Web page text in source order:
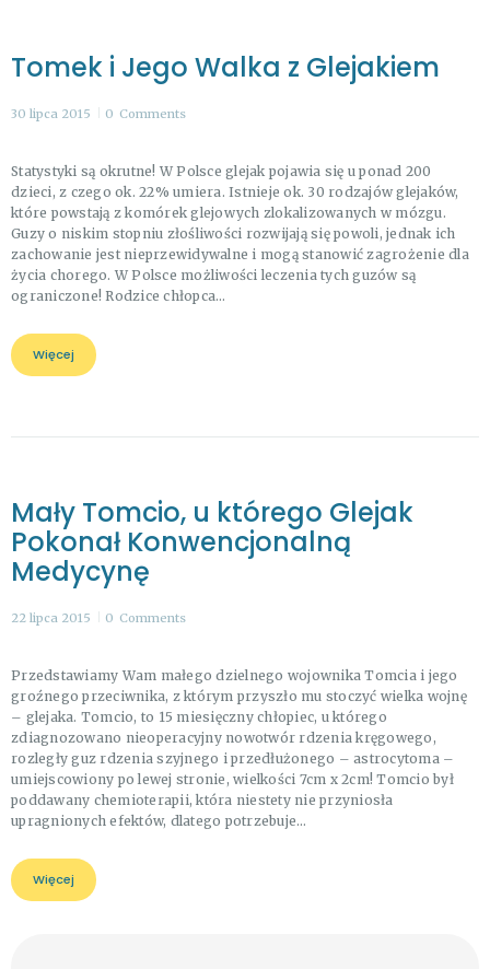
Tomek i Jego Walka z Glejakiem
30 lipca 2015 0 Comments
Statystyki są okrutne! W Polsce glejak pojawia się u ponad 200
dzieci, z czego ok. 22% umiera. Istnieje ok. 30 rodzajów glejaków,
które powstają z komórek glejowych zlokalizowanych w mózgu.
Guzy o niskim stopniu złośliwości rozwijają się powoli, jednak ich
zachowanie jest nieprzewidywalne i mogą stanowić zagrożenie dla
życia chorego. W Polsce możliwości leczenia tych guzów są
ograniczone! Rodzice chłopca…
Więcej
Mały Tomcio, u którego Glejak
Pokonał Konwencjonalną
Medycynę
22 lipca 2015 0 Comments
Przedstawiamy Wam małego dzielnego wojownika Tomcia i jego
groźnego przeciwnika, z którym przyszło mu stoczyć wielka wojnę
– glejaka. Tomcio, to 15 miesięczny chłopiec, u którego
zdiagnozowano nieoperacyjny nowotwór rdzenia kręgowego,
rozległy guz rdzenia szyjnego i przedłużonego – astrocytoma –
umiejscowiony po lewej stronie, wielkości 7cm x 2cm! Tomcio był
poddawany chemioterapii, która niestety nie przyniosła
upragnionych efektów, dlatego potrzebuje…
Więcej